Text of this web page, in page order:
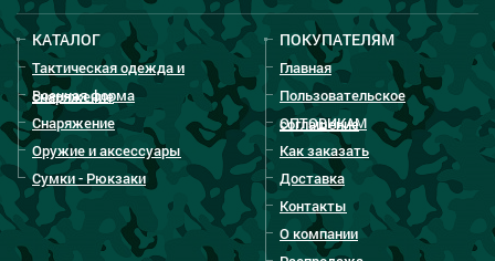
КАТАЛОГ
Тактическая одежда и
снаряжение
Военная форма
Снаряжение
Оружие и аксессуары
Сумки - Рюкзаки
ПОКУПАТЕЛЯМ
Главная
Пользовательское
соглашение
ОПТОВИКАМ
Как заказать
Доставка
Контакты
О компании